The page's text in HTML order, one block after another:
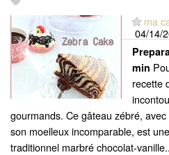
ma
04/14/
min
recette
gourmands. Ce gâteau zébré,
son moelleux incomparable, est
traditionnel marbré chocolat-